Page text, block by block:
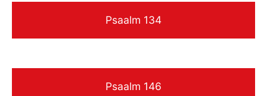
Psaalm 134
Psaalm 146